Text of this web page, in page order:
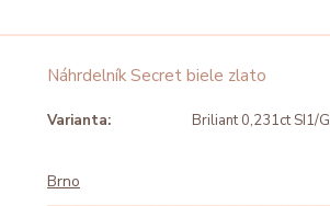
Náhrdelník Secret biele zlato
Varianta: Briliant 0,231ct SI1/G
Brno